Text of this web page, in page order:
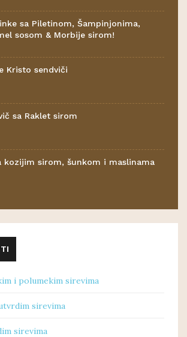
sa Piletinom, Šampinjonima,
sosom & Morbije sirom!
Kristo sendviči
sa Raklet sirom
kozijim sirom, šunkom i maslinama
i polumekim sirevima
sirevima
sirevima